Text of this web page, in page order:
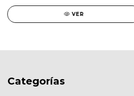
VER
Categorías